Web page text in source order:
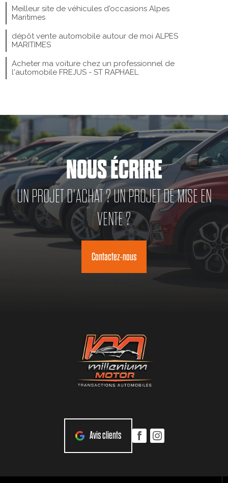
Meilleur site de véhicules d'occasions Alpes
Maritimes
dépôt vente automobile autour de moi ALPES
MARITIMES
Acheter ma voiture chez un professionnel de
l'automobile FREJUS - ST RAPHAEL
NOUS ÉCRIRE
UN PROJET D'ACHAT ? UN PROJET DE MISE EN
VENTE ?
Contactez-nous
Avis clients